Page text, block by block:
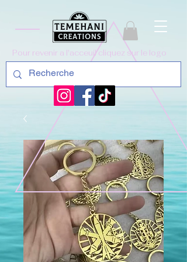
Pour revenir a l'acceuil cliquez sur le logo